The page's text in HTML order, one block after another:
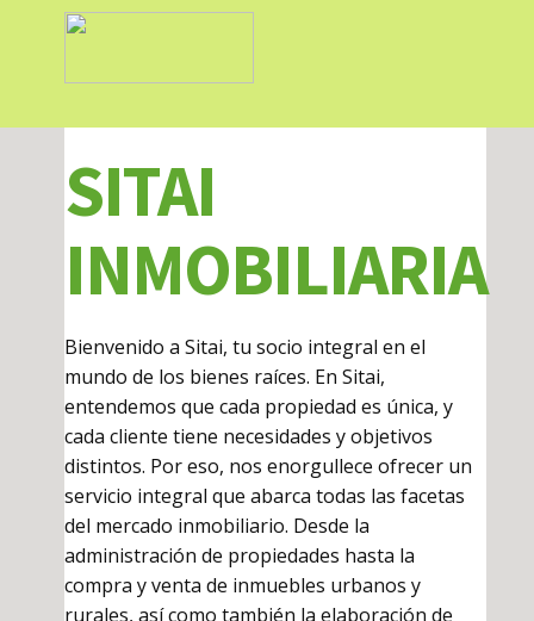
HOME
SITAI
INMOBILIARIA
Bienvenido a Sitai, tu socio integral en el
mundo de los bienes raíces. En Sitai,
entendemos que cada propiedad es única, y
cada cliente tiene necesidades y objetivos
distintos. Por eso, nos enorgullece ofrecer un
servicio integral que abarca todas las facetas
del mercado inmobiliario. Desde la
administración de propiedades hasta la
compra y venta de inmuebles urbanos y
rurales, así como también la elaboración de